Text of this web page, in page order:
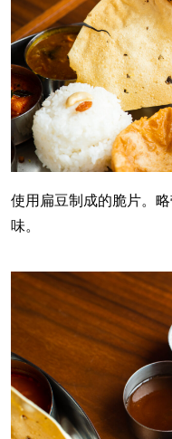
使用扁豆制成的脆片。
味。